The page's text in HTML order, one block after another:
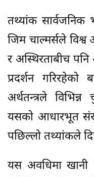
तथ्यांक सार्वजनिक
जिम चाल्मर्सले विश्व
र अस्थिरताबीच पनि
प्रदर्शन
अर्थतन्त्रले
यसको आधारभूत
पछिल्लो तथ्यांकले
यस अवधिमा खानी